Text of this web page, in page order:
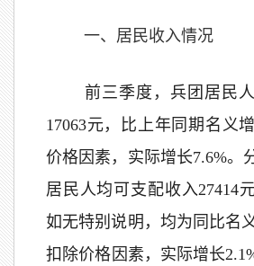
一、居民收入情况
前三季度，兵团居民
17063元，比上年同期名义
价格因素，实际增长7.6%。
居民人均可支配收入27414
如无特别说明，均为同比名
扣除价格因素，实际增长